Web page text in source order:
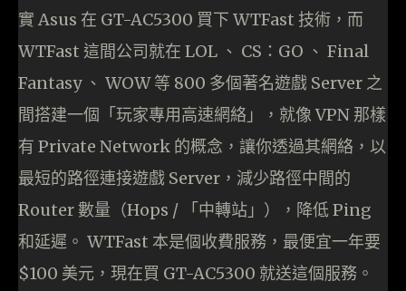
實 Asus 在 GT-AC5300 買下 WTFast 技術，而
WTFast 這間公司就在 LOL 、 CS：GO 、 Final
Fantasy 、 WOW 等 800 多個著名遊戲 Server 之
間搭建一個「玩家專用高速網絡」，就像 VPN 那樣
有 Private Network 的概念，讓你透過其網絡，以
最短的路徑連接遊戲 Server，減少路徑中間的
Router 數量（Hops / 「中轉站」），降低 Ping
和延遲。 WTFast 本是個收費服務，最便宜一年要
$100 美元，現在買 GT-AC5300 就送這個服務。